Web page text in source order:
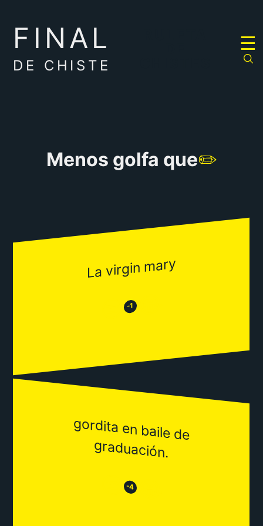
FINAL
DE CHISTE
☰
Menos golfa que✏️
La virgin mary
😒 -1 😂
gordita en baile de
graduación.
😒 -4 😂